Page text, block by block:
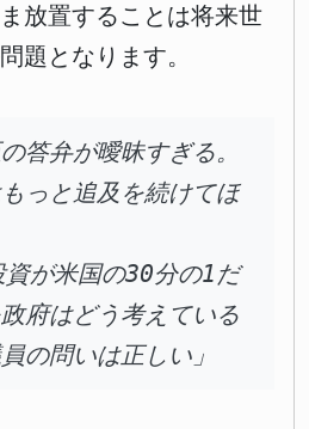
放置することは将来世
題となります。
答弁が曖昧すぎる。
っと追及を続けてほ
資が米国の30分の1だ
府はどう考えている
の問いは正しい」